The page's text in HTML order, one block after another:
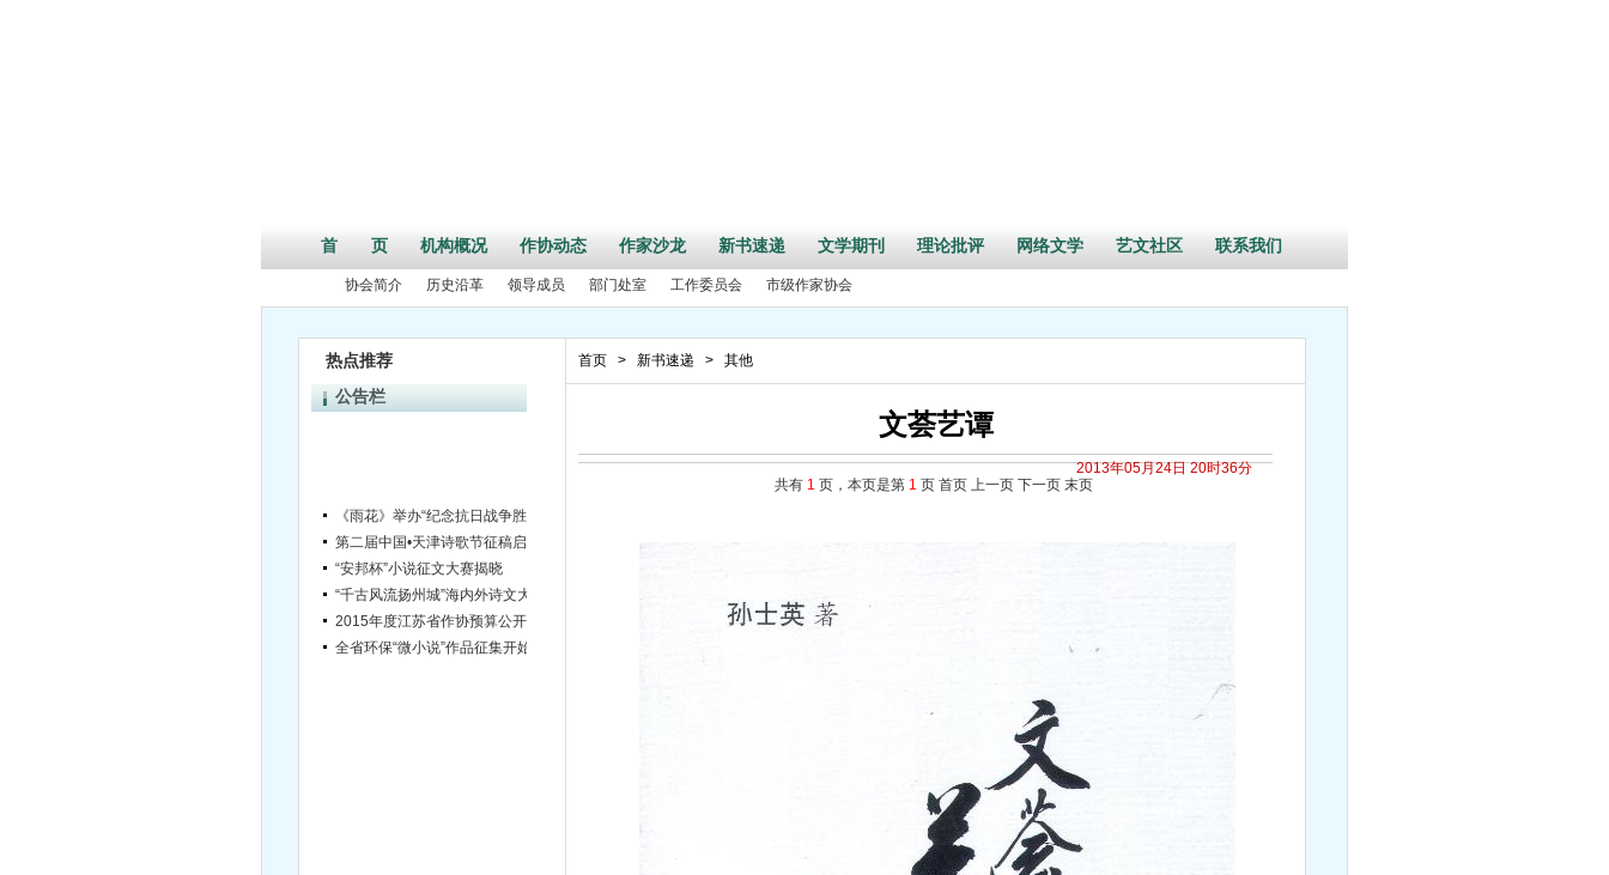
首 页 机构概况 作协动态 作家沙龙 新书速递 文学期刊 理论批评 网络文学 艺文社区 联系我们
协会简介 历史沿革 领导成员 部门处室 工作委员会 市级作家协会
热点推荐
公告栏
第二届中国•天津诗歌节征稿启事
“安邦杯”小说征文大赛揭晓
首页 > 新书速递 > 其他
文荟艺谭
2013年05月24日 20时36分
共有 1 页，本页是第 1 页 首页 上一页 下一页 末页